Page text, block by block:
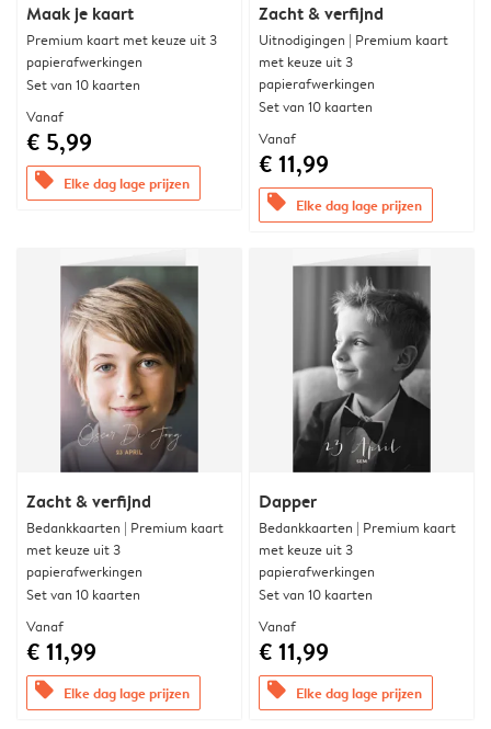
Maak je kaart
Premium kaart met keuze uit 3
papierafwerkingen
Set van 10 kaarten
Vanaf
€ 5,99
offers Elke dag lage prijzen
Zacht & verfijnd
Uitnodigingen | Premium kaart
met keuze uit 3
papierafwerkingen
Set van 10 kaarten
Vanaf
€ 11,99
offers Elke dag lage prijzen
Zacht & verfijnd
Bedankkaarten | Premium kaart
met keuze uit 3
papierafwerkingen
Set van 10 kaarten
Vanaf
€ 11,99
offers Elke dag lage prijzen
Dapper
Bedankkaarten | Premium kaart
met keuze uit 3
papierafwerkingen
Set van 10 kaarten
Vanaf
€ 11,99
offers Elke dag lage prijzen